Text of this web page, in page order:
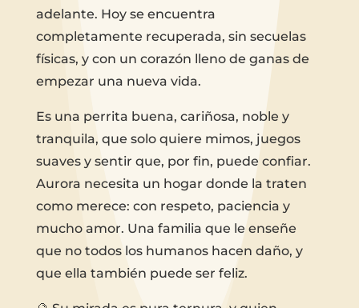
adelante. Hoy se encuentra
completamente recuperada, sin secuelas
físicas, y con un corazón lleno de ganas de
empezar una nueva vida.
Es una perrita buena, cariñosa, noble y
tranquila, que solo quiere mimos, juegos
suaves y sentir que, por fin, puede confiar.
Aurora necesita un hogar donde la traten
como merece: con respeto, paciencia y
mucho amor. Una familia que le enseñe
que no todos los humanos hacen daño, y
que ella también puede ser feliz.